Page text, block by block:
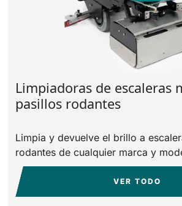
Limpiadoras de escaleras
pasillos rodantes
Limpia y devuelve el brillo a
rodantes de cualquier marca y
VER TODO